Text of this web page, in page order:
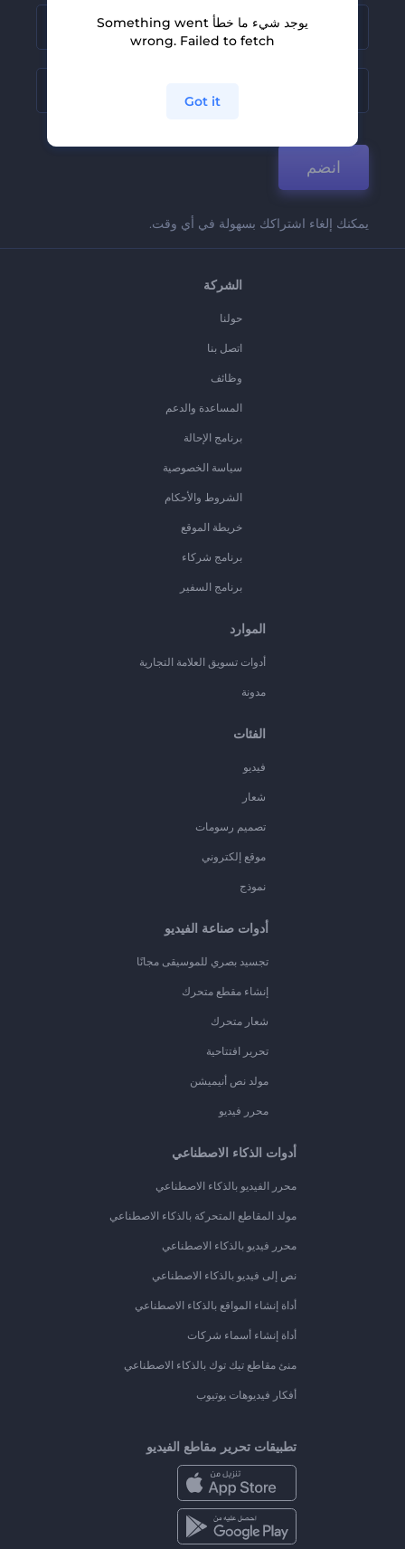
انضم
يمكنك إلغاء اشتراكك بسهولة في أي وقت.
الشركة
حولنا
اتصل بنا
وظائف
المساعدة والدعم
برنامج الإحالة
سياسة الخصوصية
الشروط والأحكام
خريطة الموقع
برنامج شركاء
برنامج السفير
الموارد
أدوات تسويق العلامة التجارية
مدونة
الفئات
فيديو
شعار
تصميم رسومات
موقع إلكتروني
نموذج
أدوات صناعة الفيديو
تجسيد بصري للموسيقى مجانًا
إنشاء مقطع متحرك
شعار متحرك
تحرير افتتاحية
مولد نص أنيميشن
محرر فيديو
أدوات الذكاء الاصطناعي
محرر الفيديو بالذكاء الاصطناعي
مولد المقاطع المتحركة بالذكاء الاصطناعي
محرر فيديو بالذكاء الاصطناعي
نص إلى فيديو بالذكاء الاصطناعي
أداة إنشاء المواقع بالذكاء الاصطناعي
أداة إنشاء أسماء شركات
منئ مقاطع تيك توك بالذكاء الاصطناعي
أفكار فيديوهات يوتيوب
تطبيقات تحرير مقاطع الفيديو
يوجد شيء ما خطأ Something went
wrong. Failed to fetch
Got it